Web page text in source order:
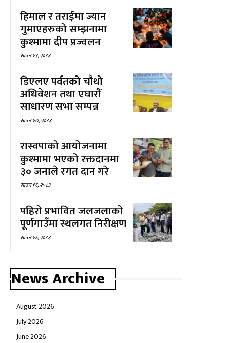
हिमाल र तराईमा ज्यान
गुमाएहरुको सम्झनामा
कुश्मामा दीप प्रज्वलन
साउन १९, २०८३
डिएलए पर्वतको चौथो
अधिवेशन तथा एघारौँ
साधारण सभा सम्पन्न
साउन १७, २०८३
रास्वपाको आयोजनामा
कुश्मामा भएको रक्तदानमा
३० जनाले रगत दान गरे
साउन १६, २०८३
पहिरो प्रभावित जलजलाको
पूर्णगाउँमा स्थलगत निरीक्षण
साउन १६, २०८३
News Archive
August 2026
July 2026
June 2026